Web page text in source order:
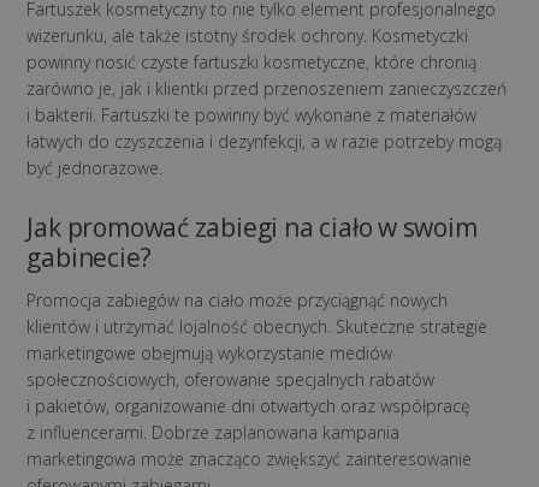
Fartuszek kosmetyczny to nie tylko element profesjonalnego
wizerunku, ale także istotny środek ochrony. Kosmetyczki
powinny nosić czyste fartuszki kosmetyczne, które chronią
zarówno je, jak i klientki przed przenoszeniem zanieczyszczeń
i bakterii. Fartuszki te powinny być wykonane z materiałów
łatwych do czyszczenia i dezynfekcji, a w razie potrzeby mogą
być jednorazowe.
Jak promować zabiegi na ciało w swoim
gabinecie?
Promocja zabiegów na ciało może przyciągnąć nowych
klientów i utrzymać lojalność obecnych. Skuteczne strategie
marketingowe obejmują wykorzystanie mediów
społecznościowych, oferowanie specjalnych rabatów
i pakietów, organizowanie dni otwartych oraz współpracę
z influencerami. Dobrze zaplanowana kampania
marketingowa może znacząco zwiększyć zainteresowanie